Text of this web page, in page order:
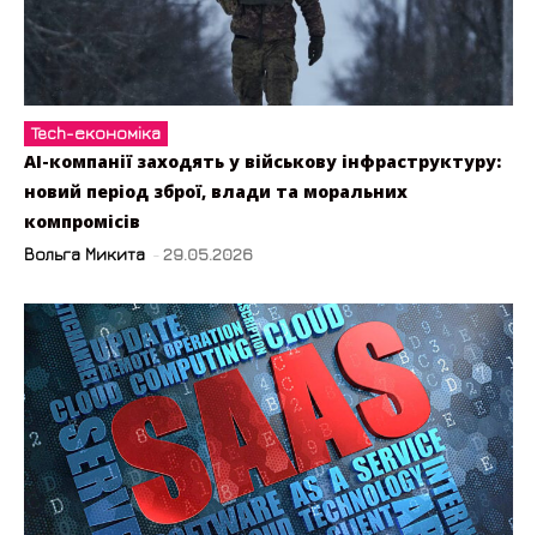
Tech-економіка
AI-компанії заходять у військову інфраструктуру:
новий період зброї, влади та моральних
компромісів
Вольга Микита - 29.05.2026